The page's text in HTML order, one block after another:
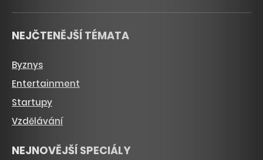
NEJČTENĚJŠÍ TÉMATA
Byznys
Entertainment
Startupy
Vzdělávání
NEJNOVĚJŠÍ SPECIÁLY